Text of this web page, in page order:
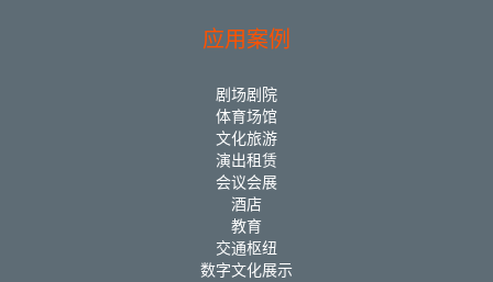
应用案例
剧场剧院
体育场馆
文化旅游
演出租赁
会议会展
酒店
教育
交通枢纽
数字文化展示